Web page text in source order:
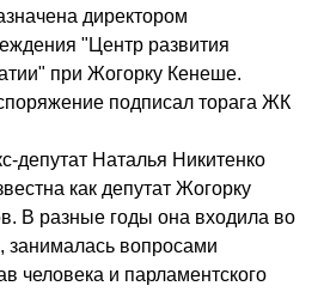
директором
"Центр развития
при Жогорку Кенеше.
подписал торага ЖК
депутат Наталья Никитенко
как депутат Жогорку
В разные годы она входила во
вопросами
человека и парламентского